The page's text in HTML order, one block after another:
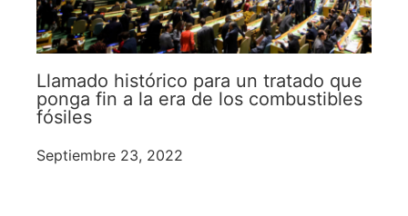
Llamado histórico para un tratado que
ponga fin a la era de los combustibles
fósiles
Septiembre 23, 2022